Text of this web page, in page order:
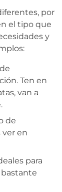
por
el tipo que
y
Ten en
van a
de
ver en
para
bastante